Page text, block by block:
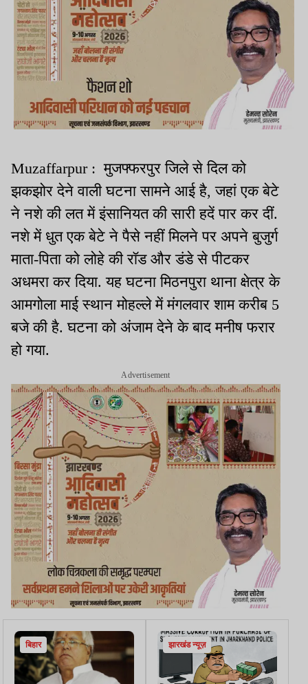
Muzaffarpur : मुजफ्फरपुर जिले से दिल को
झकझोर देने वाली घटना सामने आई है, जहां एक बेटे
ने नशे की लत में इंसानियत की सारी हदें पार कर दीं.
नशे में धुत एक बेटे ने पैसे नहीं मिलने पर अपने बुजुर्ग
माता-पिता को लोहे की रॉड और डंडे से पीटकर
अधमरा कर दिया. यह घटना मिठनपुरा थाना क्षेत्र के
आमगोला माई स्थान मोहल्ले में मंगलवार शाम करीब 5
बजे की है. घटना को अंजाम देने के बाद मनीष फरार
हो गया.
Advertisement
बिहार झारखंड न्यूज़